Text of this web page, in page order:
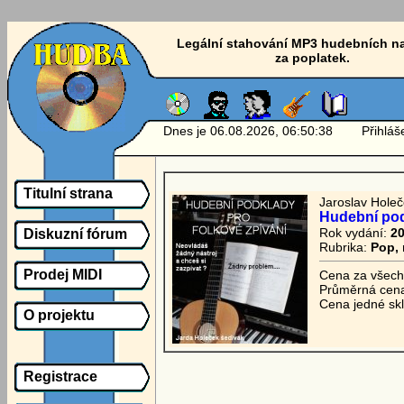
Legální stahování MP3 hudebních
za poplatek.
Dnes je 06.08.2026, 06:50:38
Titulní strana
Diskuzní fórum
Prodej MIDI
O projektu
Registrace
Jaroslav
Hudební
Rok vydání:
Rubrika: Pop,
Cena za
Průměrná
Cena jedné